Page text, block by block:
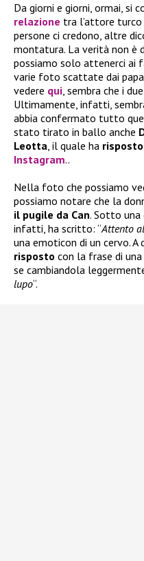
Da giorni e giorni, ormai, si
relazione tra l’attore turco
persone ci credono, altre
montatura. La verità non è
possiamo solo attenerci ai
varie foto scattate dai
vedere qui, sembra che i
Ultimamente, infatti,
abbia confermato tutto
stato tirato in ballo anche
Leotta, il quale ha
Instagram..
Nella foto che possiamo
possiamo notare che la
il pugile da Can. Sotto
infatti, ha scritto: “Attento
una emoticon di un cervo.
risposto con la frase di una
se cambiandola
lupo“.